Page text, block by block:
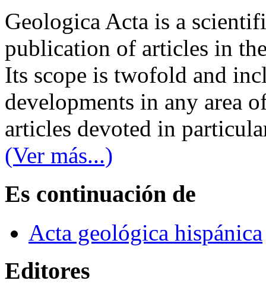
Geologica Acta is a
publication of articles in
Its scope is twofold and
developments in any area
articles devoted in
(Ver más...)
Es continuación de
Acta geológica hispánica
Editores